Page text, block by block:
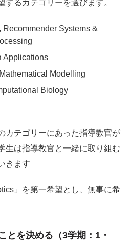
るカテゴリーを選びます。
Recommender Systems &
Applications
Modelling
Biology
カテゴリーにあった指導教官が
生は指導教官と一緒に取り組む
きます
」を第一希望とし、無事に希
とを決める（3学期：1・